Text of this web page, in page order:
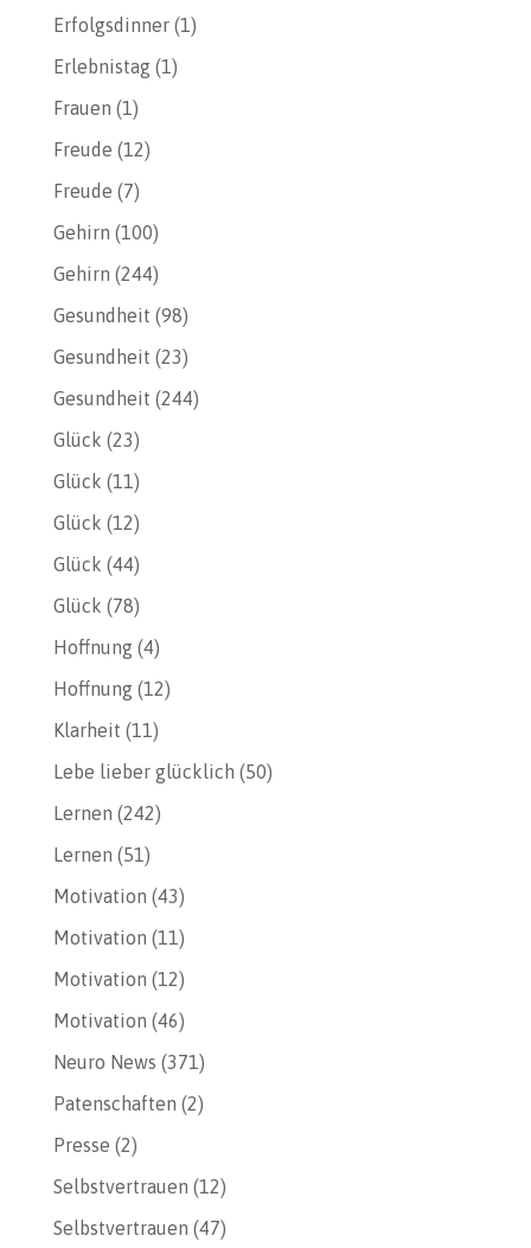
Erfolgsdinner(1)
Erlebnistag(1)
Frauen (1)
Freude (12)
Freude (7)
Gehirn (100)
Gehirn (244)
Gesundheit (98)
Gesundheit (23)
Gesundheit (244)
Glück (23)
Glück (11)
Glück (12)
Glück (44)
Glück (78)
Hoffnung(4)
Hoffnung(12)
Klarheit (11)
Lebe lieber glücklich (50)
Lernen (242)
Lernen (51)
Motivation (43)
Motivation (11)
Motivation (12)
Motivation (46)
Neuro News (371)
Patenschaften (2)
Presse (2)
Selbstvertrauen (12)
Selbstvertrauen (47)